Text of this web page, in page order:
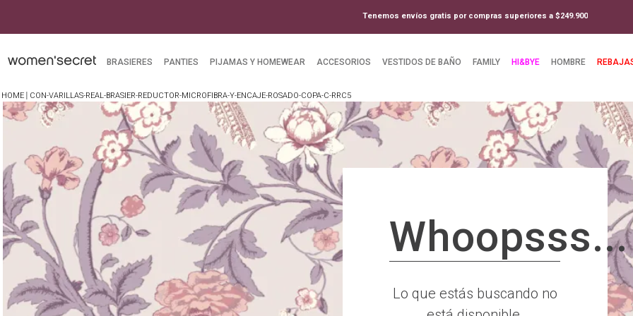
Tenemos envíos gratis por compras superiores a $249.900
BRASIERES PANTIES PIJAMAS Y HOMEWEAR ACCESORIOS VESTIDOS DE BAÑO FAMILY HI&BYE HOMBRE
CON-VARILLAS-REAL-BRASIER-REDUCTOR-MICROFIBRA-Y-ENCAJE-ROSADO-COPA-C-RRC5
Whoopsss...
Lo que estás buscando no